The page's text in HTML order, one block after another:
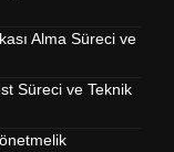
Alma Süreci ve
Süreci ve Teknik